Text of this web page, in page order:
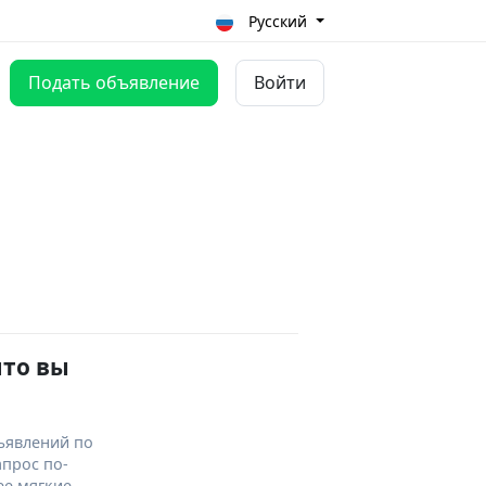
Русский
Подать объявление Войти
вы
по
по-